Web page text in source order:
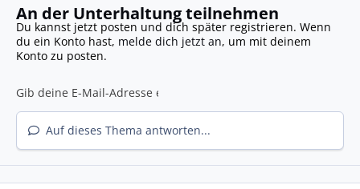
An der Unterhaltung teilnehmen
Du kannst jetzt posten und dich später registrieren. Wenn
du ein Konto hast, melde dich jetzt an, um mit deinem
Konto zu posten.
Auf dieses Thema antworten...